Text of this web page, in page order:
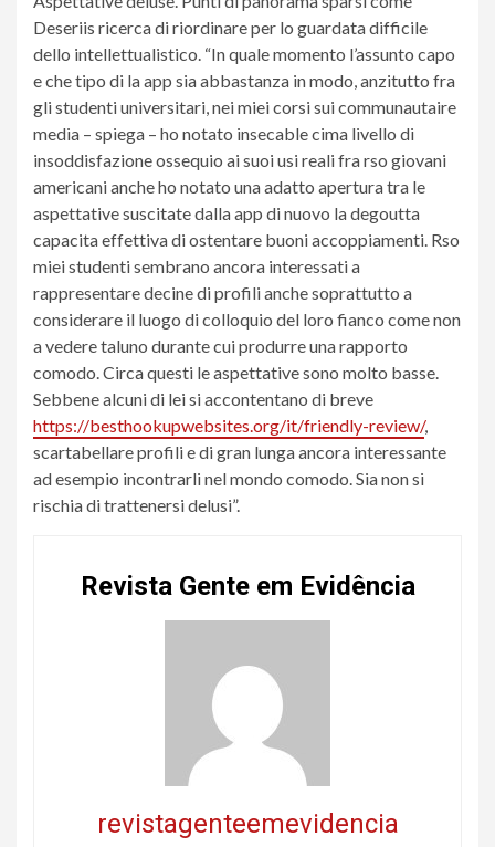
Deseriis ricerca di riordinare per lo guardata difficile
dello intellettualistico. “In quale momento l’assunto capo
e che tipo di la app sia abbastanza in modo, anzitutto fra
gli studenti universitari, nei miei corsi sui communautaire
media – spiega – ho notato insecable cima livello di
insoddisfazione ossequio ai suoi usi reali fra rso giovani
americani anche ho notato una adatto apertura tra le
aspettative suscitate dalla app di nuovo la degoutta
capacita effettiva di ostentare buoni accoppiamenti. Rso
miei studenti sembrano ancora interessati a
rappresentare decine di profili anche soprattutto a
considerare il luogo di colloquio del loro fianco come non
a vedere taluno durante cui produrre una rapporto
comodo. Circa questi le aspettative sono molto basse.
Sebbene alcuni di lei si accontentano di breve
https://besthookupwebsites.org/it/friendly-review/,
scartabellare profili e di gran lunga ancora interessante
ad esempio incontrarli nel mondo comodo. Sia non si
rischia di trattenersi delusi”.
Revista Gente em Evidência
revistagenteemevidencia